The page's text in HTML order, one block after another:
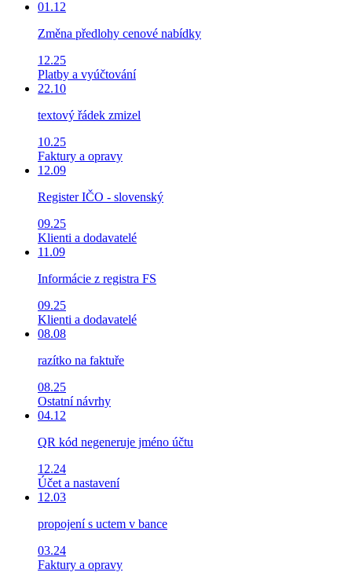
01.12
Změna předlohy cenové nabídky
12.25
Platby a vyúčtování
22.10
textový řádek zmizel
10.25
Faktury a opravy
12.09
Register IČO - slovenský
09.25
Klienti a dodavatelé
11.09
Informácie z registra FS
09.25
Klienti a dodavatelé
08.08
razítko na faktuře
08.25
Ostatní návrhy
04.12
QR kód negeneruje jméno účtu
12.24
Účet a nastavení
12.03
propojení s uctem v bance
03.24
Faktury a opravy